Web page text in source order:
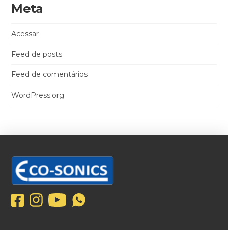
Meta
Acessar
Feed de posts
Feed de comentários
WordPress.org